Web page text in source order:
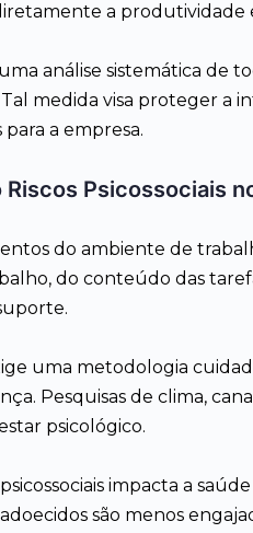
a produtividade
análise sistemática de
Tal medida visa proteger
a empresa.
Psicossociais
do ambiente de
do conteúdo das
uma metodologia
Pesquisas de clima,
psicológico.
impacta a
são menos